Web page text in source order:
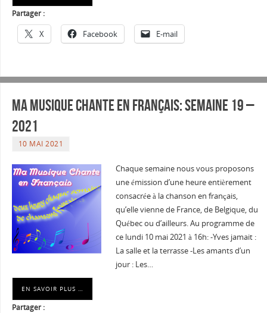
Partager :
X Facebook E-mail
Ma musique chante en Français: Semaine 19 –
2021
10 MAI 2021
Chaque semaine nous vous proposons
une émission d’une heure entièrement
consacrée à la chanson en français,
qu’elle vienne de France, de Belgique, du
Québec ou d’ailleurs. Au programme de
ce lundi 10 mai 2021 à 16h: -Yves jamait :
La salle et la terrasse -Les amants d’un
jour : Les…
EN SAVOIR PLUS …
Partager :